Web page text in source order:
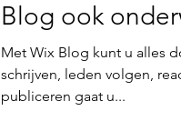
Blog ook
Met Wix Blog kunt u alles
schrijven, leden volgen,
publiceren gaat u...